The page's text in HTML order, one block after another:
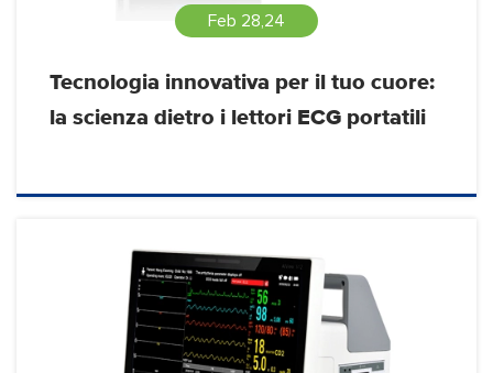
Feb 28,24
Tecnologia innovativa per il tuo cuore:
la scienza dietro i lettori ECG portatili